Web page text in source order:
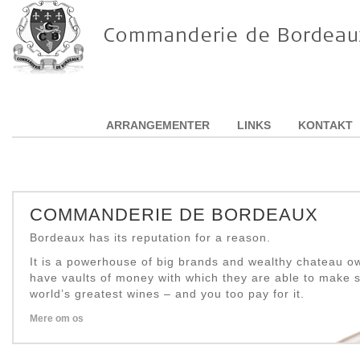
ARRANGEMENTER LINKS KONTAKT
COMMANDERIE DE BORDEAUX
Bordeaux has its reputation for a reason.
It is a powerhouse of big brands and wealthy chateau
have vaults of money with which they are able to make
world’s greatest wines – and you too pay for it.
Mere om os